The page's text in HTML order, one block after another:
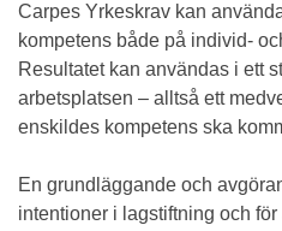
Carpes Yrkeskrav kan
kompetens både på individ-
Resultatet kan användas i ett
arbetsplatsen – alltså ett
enskildes kompetens ska
En grundläggande och
intentioner i lagstiftning och